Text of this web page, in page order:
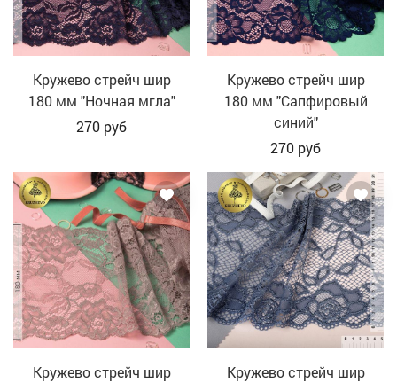
Кружево стрейч шир
180 мм "Ночная мгла"
270 руб
Кружево стрейч шир
180 мм "Сапфировый
синий"
270 руб
Кружево стрейч шир
Кружево стрейч шир